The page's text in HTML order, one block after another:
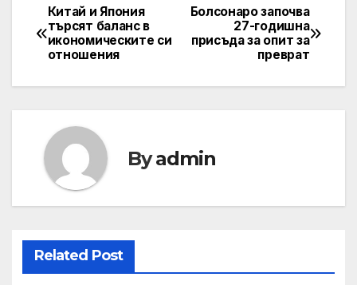
Post
navigation
Болсонаро започва
27-годишна
присъда за опит за
преврат
Китай и Япония
търсят баланс в
икономическите си
отношения
Byadmin
Related Post